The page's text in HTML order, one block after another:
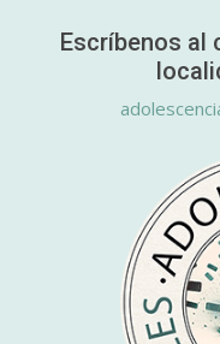
Escríbenos al